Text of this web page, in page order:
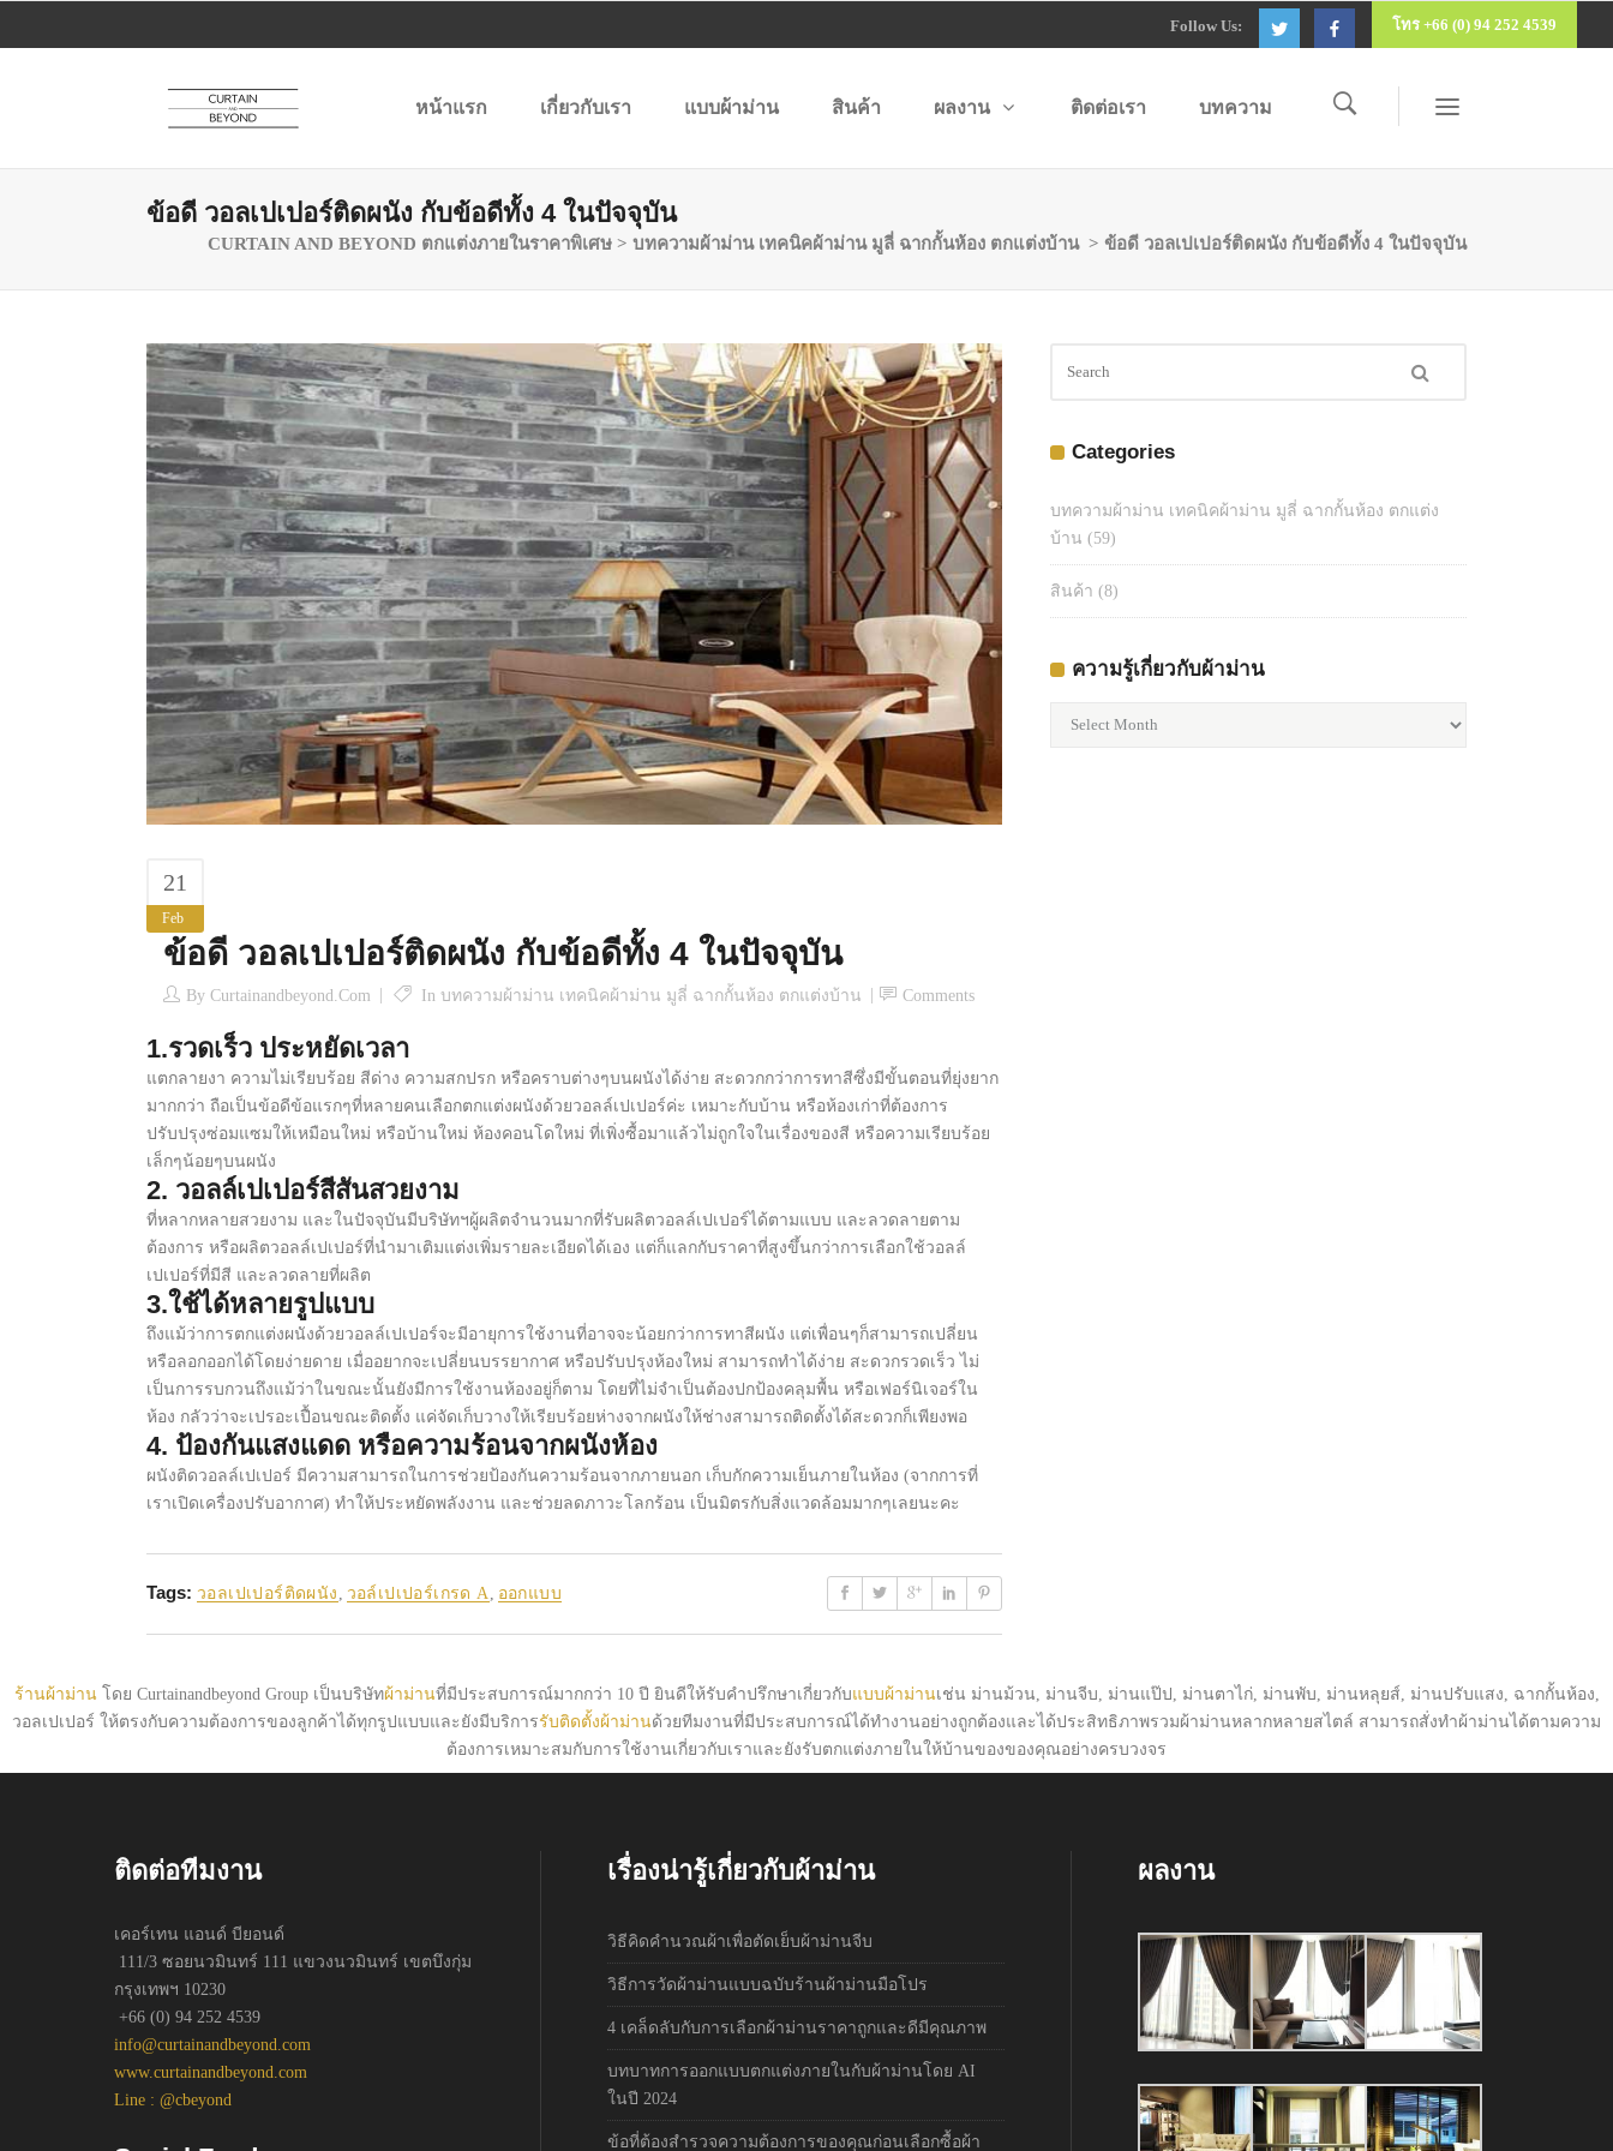
Follow Us: โทร +66 (0) 94 252 4539
หน้าแรก เกี่ยวกับเรา แบบผ้าม่าน สินค้า ผลงาน ติดต่อเรา บทความ
ข้อดี วอลเปเปอร์ติดผนัง กับข้อดีทั้ง 4 ในปัจจุบัน
CURTAIN AND BEYOND ตกแต่งภายในราคาพิเศษ > บทความผ้าม่าน เทคนิคผ้าม่าน มูลี่ ฉากกั้นห้อง ตกแต่งบ้าน > ข้อดี วอลเปเปอร์ติดผนัง กับข้อดีทั้ง 4 ในปัจจุบัน
21
Feb
ข้อดี วอลเปเปอร์ติดผนัง กับข้อดีทั้ง 4 ในปัจจุบัน
By Curtainandbeyond.com In บทความผ้าม่าน เทคนิคผ้าม่าน มูลี่ ฉากกั้นห้อง ตกแต่งบ้าน Comments
1.รวดเร็ว ประหยัดเวลา
แตกลายงา ความไม่เรียบร้อย สีด่าง ความสกปรก หรือคราบต่างๆบนผนังได้ง่าย สะดวกกว่าการทาสีซึ่งมีขั้นตอนที่ยุ่งยาก
มากกว่า ถือเป็นข้อดีข้อแรกๆที่หลายคนเลือกตกแต่งผนังด้วยวอลล์เปเปอร์ค่ะ เหมาะกับบ้าน หรือห้องเก่าที่ต้องการ
ปรับปรุงซ่อมแซมให้เหมือนใหม่ หรือบ้านใหม่ ห้องคอนโดใหม่ ที่เพิ่งซื้อมาแล้วไม่ถูกใจในเรื่องของสี หรือความเรียบร้อย
เล็กๆน้อยๆบนผนัง
2. วอลล์เปเปอร์สีสันสวยงาม
ที่หลากหลายสวยงาม และในปัจจุบันมีบริษัทฯผู้ผลิตจำนวนมากที่รับผลิตวอลล์เปเปอร์ได้ตามแบบ และลวดลายตาม
ต้องการ หรือผลิตวอลล์เปเปอร์ที่นำมาเติมแต่งเพิ่มรายละเอียดได้เอง แต่ก็แลกกับราคาที่สูงขึ้นกว่าการเลือกใช้วอลล์
เปเปอร์ที่มีสี และลวดลายที่ผลิต
3.ใช้ได้หลายรูปแบบ
ถึงแม้ว่าการตกแต่งผนังด้วยวอลล์เปเปอร์จะมีอายุการใช้งานที่อาจจะน้อยกว่าการทาสีผนัง แต่เพื่อนๆก็สามารถเปลี่ยน
หรือลอกออกได้โดยง่ายดาย เมื่ออยากจะเปลี่ยนบรรยากาศ หรือปรับปรุงห้องใหม่ สามารถทำได้ง่าย สะดวกรวดเร็ว ไม่
เป็นการรบกวนถึงแม้ว่าในขณะนั้นยังมีการใช้งานห้องอยู่ก็ตาม โดยที่ไม่จำเป็นต้องปกป้องคลุมพื้น หรือเฟอร์นิเจอร์ใน
ห้อง กลัวว่าจะเปรอะเปื้อนขณะติดตั้ง แค่จัดเก็บวางให้เรียบร้อยห่างจากผนังให้ช่างสามารถติดตั้งได้สะดวกก็เพียงพอ
4. ป้องกันแสงแดด หรือความร้อนจากผนังห้อง
ผนังติดวอลล์เปเปอร์ มีความสามารถในการช่วยป้องกันความร้อนจากภายนอก เก็บกักความเย็นภายในห้อง (จากการที่
เราเปิดเครื่องปรับอากาศ) ทำให้ประหยัดพลังงาน และช่วยลดภาวะโลกร้อน เป็นมิตรกับสิ่งแวดล้อมมากๆเลยนะคะ
Tags: วอลเปเปอร์ติดผนัง , วอล์เปเปอร์เกรด A, ออกแบบ
Categories
บทความผ้าม่าน เทคนิคผ้าม่าน มูลี่ ฉากกั้นห้อง ตกแต่ง
บ้าน (59)
สินค้า (8)
ความรู้เกี่ยวกับผ้าม่าน
ความ
ร้านผ้าม่านโดย Curtainandbeyond Group เป็นบริษัทผ้าม่านที่มีประสบการณ์มากกว่า 10 ปี ยินดีให้รับคำปรึกษาเกี่ยวกับแบบผ้าม่านเช่น ม่านม้วน, ม่านจีบ, ม่านแป๊ป, ม่านตาไก่, ม่านพับ, ม่านหลุยส์, ม่านปรับแสง, ฉากกั้นห้อง,
วอลเปเปอร์ ให้ตรงกับความต้องการของลูกค้าได้ทุกรูปแบบและยังมีบริการรับติดตั้งผ้าม่านด้วยทีมงานที่มีประสบการณ์ได้ทำงานอย่างถูกต้องและได้ประสิทธิภาพรวมผ้าม่านหลากหลายสไตล์ สามารถสั่งทำผ้าม่านได้ตามความ
ต้องการเหมาะสมกับการใช้งานเกี่ยวกับเราและยังรับตกแต่งภายในให้บ้านของของคุณอย่างครบวงจร
ติดต่อทีมงาน
เคอร์เทน แอนด์ บียอนด์
111/3 ซอยนวมินทร์ 111 แขวงนวมินทร์ เขตบึงกุ่ม
กรุงเทพฯ 10230
+66 (0) 94 252 4539
info@curtainandbeyond.com
www.curtainandbeyond.com
Line : @cbeyond
เรื่องน่ารู้เกี่ยวกับผ้าม่าน
วิธีคิดคำนวณผ้าเพื่อตัดเย็บผ้าม่านจีบ
วิธีการวัดผ้าม่านแบบฉบับร้านผ้าม่านมือโปร
4 เคล็ดลับกับการเลือกผ้าม่านราคาถูกและดีมีคุณภาพ
บทบาทการออกแบบตกแต่งภายในกับผ้าม่านโดย AI
ในปี 2024
ข้อที่ต้องสำรวจความต้องการของคุณก่อนเลือกซื้อผ้า
ผลงาน